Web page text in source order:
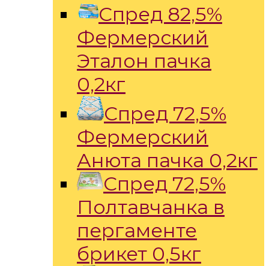
Спред 82,5%
Фермерский
Эталон пачка
0,2кг
Спред 72,5%
Фермерский
Анюта пачка 0,2кг
Спред 72,5%
Полтавчанка в
пергаменте
брикет 0,5кг